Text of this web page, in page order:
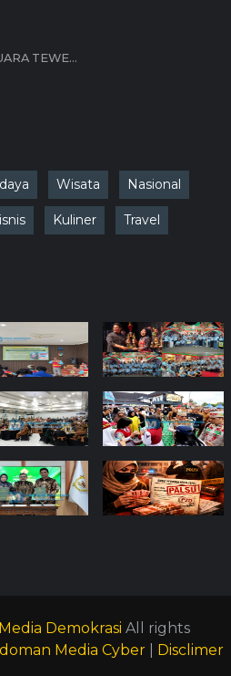
TEWE...
Wisata Nasional
Kuliner Travel
Media Demokrasi All rights
Media Cyber| Disclimer